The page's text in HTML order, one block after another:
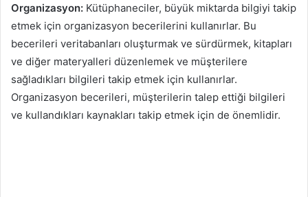
Organizasyon: Kütüphaneciler, büyük miktarda bilgiyi takip
etmek için organizasyon becerilerini kullanırlar. Bu
becerileri veritabanları oluşturmak ve sürdürmek, kitapları
ve diğer materyalleri düzenlemek ve müşterilere
sağladıkları bilgileri takip etmek için kullanırlar.
Organizasyon becerileri, müşterilerin talep ettiği bilgileri
ve kullandıkları kaynakları takip etmek için de önemlidir.